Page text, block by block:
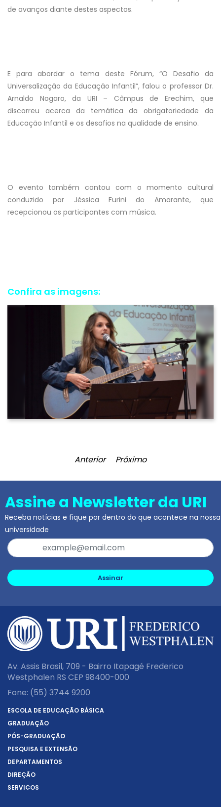
de avanços diante destes aspectos.
E para abordar o tema deste Fórum, “O Desafio da
Universalização da Educação Infantil”, falou o professor Dr.
Arnaldo Nogaro, da URI – Câmpus de Erechim, que
discorreu acerca da temática da obrigatoriedade da
Educação Infantil e os desafios na qualidade de ensino.
O evento também contou com o momento cultural
conduzido por Jéssica Furini do Amarante, que
recepcionou os participantes com música.
Confira as imagens:
Anterior Próximo
Assine a Newsletter da URI
Receba notícias e fique por dentro do que acontece na nossa
universidade
Assinar
Av. Assis Brasil, 709 - Bairro Itapagé Frederico
Westphalen RS CEP 98400-000
Fone: (55) 3744 9200
ESCOLA DE EDUCAÇÃO BÁSICA
GRADUAÇÃO
PÓS-GRADUAÇÃO
PESQUISA E EXTENSÃO
DEPARTAMENTOS
DIREÇÃO
SERVIÇOS